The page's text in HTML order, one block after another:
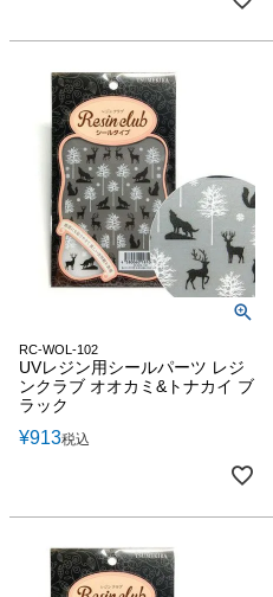
RC-WOL-102
UVレジン用シールパーツ レジ
ンクラブ オオカミ&トナカイ ブ
ラック
¥913税込